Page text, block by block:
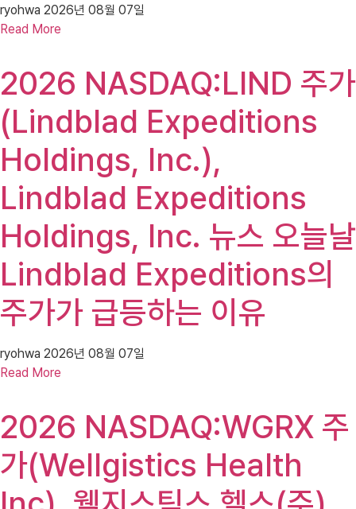
ryohwa 2026년 08월 07일
Read More
2026 NASDAQ:LIND 주가
(Lindblad Expeditions
Holdings, Inc.),
Lindblad Expeditions
Holdings, Inc. 뉴스 오늘날
Lindblad Expeditions의
주가가 급등하는 이유
ryohwa 2026년 08월 07일
Read More
2026 NASDAQ:WGRX 주
가(Wellgistics Health